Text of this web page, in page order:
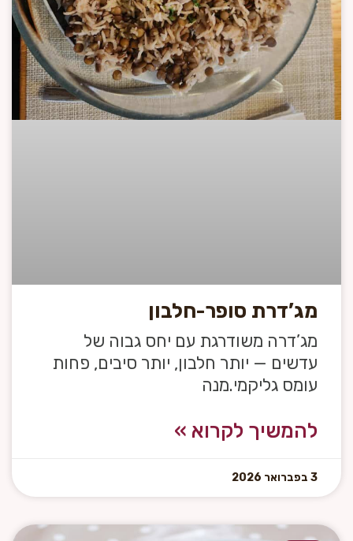
מג’דרת סופר-חלבון
מג’דרה משודרגת עם יחס גבוה של
עדשים — יותר חלבון, יותר סיבים, פחות
עומס גליקמי.מנה
להמשיך לקרוא »
3 בפברואר 2026